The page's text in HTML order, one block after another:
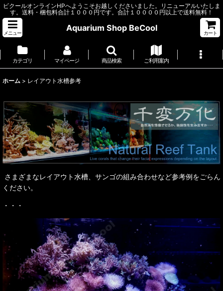
ビクールオンラインHPへようこそお越しくださいました。リニューアルいたしま
す。送料・梱包料合計１０００円です。合計１００００円以上で送料無料！
メニュー
Aquarium Shop BeCool
カート
カテゴリ マイページ 商品検索 ご利用案内
ホーム > レイアウト水槽参考
さまざまなレイアウト水槽、サンゴの組み合わせなど参考例をごらん
ください。
・・・